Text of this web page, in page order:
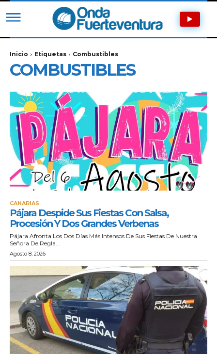
Inicio Etiquetas Combustibles
COMBUSTIBLES
CANARIAS
Pájara Despide Sus Fiestas Con Salsa,
Procesión Y Dos Grandes Verbenas
Pájara Afronta Los Dos Días Más Intensos De Sus Fiestas De Nuestra
Señora De Regla...
Agosto 8, 2026